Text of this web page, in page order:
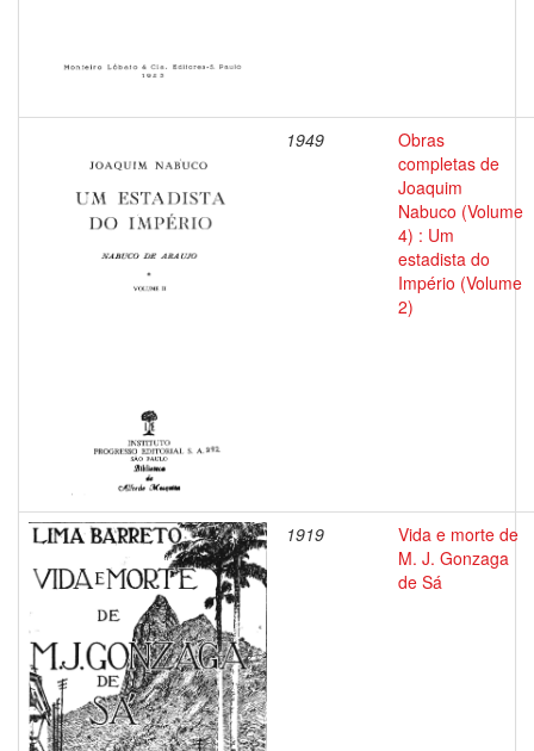
1949
Obras
completas de
Joaquim
Nabuco (Volume
4) : Um
estadista do
Império (Volume
2)
1919
Vida e morte de
M. J. Gonzaga
de Sá